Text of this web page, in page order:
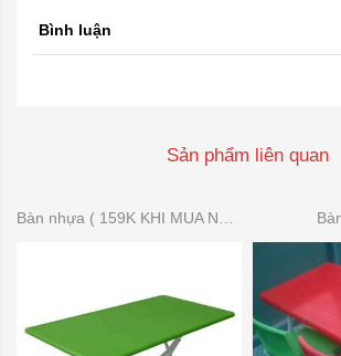
Bình luận
Sản phẩm liên quan